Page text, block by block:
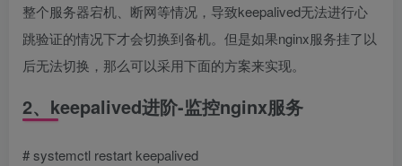
整个服务器宕机、断网等情况，导致keepalived无法进行心
跳验证的情况下才会切换到备机。但是如果nginx服务挂了以
后无法切换，那么可以采用下面的方案来实现。
2、keepalived进阶-监控nginx服务
# systemctl restart keepalived